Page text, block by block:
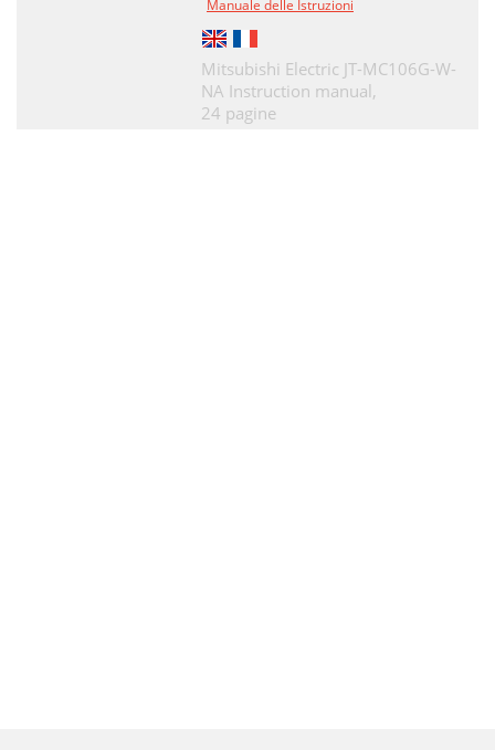
Manuale delle Istruzioni
Mitsubishi Electric JT-MC106G-W-
NA Instruction manual,
24 pagine